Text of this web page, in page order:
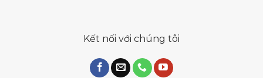
Kết nối với chúng tôi